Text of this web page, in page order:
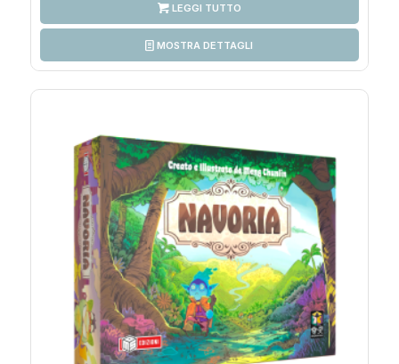
LEGGI TUTTO
MOSTRA DETTAGLI